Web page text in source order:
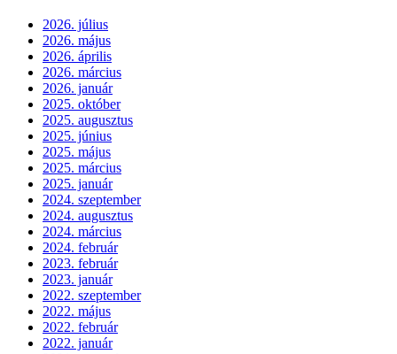
2026. július
2026. május
2026. április
2026. március
2026. január
2025. október
2025. augusztus
2025. június
2025. május
2025. március
2025. január
2024. szeptember
2024. augusztus
2024. március
2024. február
2023. február
2023. január
2022. szeptember
2022. május
2022. február
2022. január